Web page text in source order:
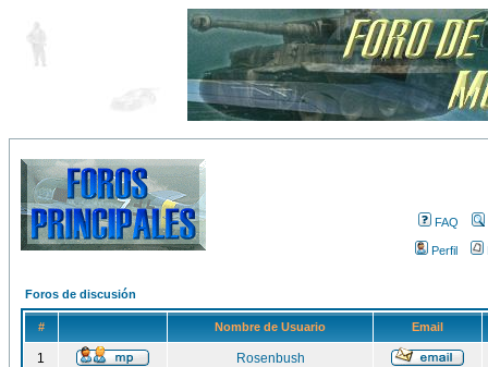
FAQ
Perfil
Foros de discusión
# Nombre de Usuario Email
1 Rosenbush